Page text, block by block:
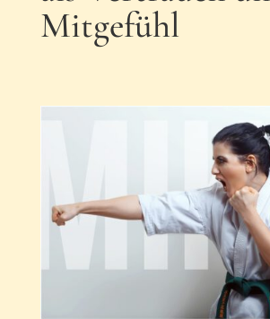
Mitgefühl